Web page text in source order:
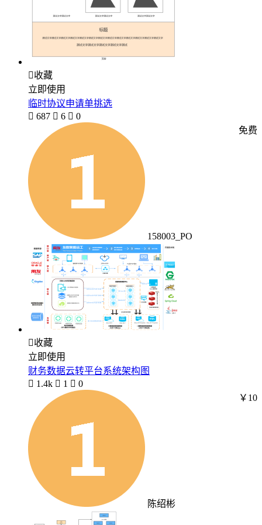
收藏
立即使用
临时协议申请单挑选
 687  6  0
158003_PO
免费
收藏
立即使用
财务数据云转平台系统架构图
 1.4k  1  0
陈绍彬
￥10